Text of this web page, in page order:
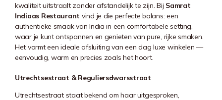
kwaliteit uitstraalt zonder afstandelijk te zijn. Bij Samrat
Indiaas Restaurant vind je die perfecte balans: een
authentieke smaak van India in een comfortabele setting,
waar je kunt ontspannen en genieten van pure, rijke smaken.
Het vormt een ideale afsluiting van een dag luxe winkelen —
eenvoudig, warm en precies zoals het hoort.
Utrechtsestraat & Reguliersdwarsstraat
Utrechtsestraat staat bekend om haar uitgesproken,